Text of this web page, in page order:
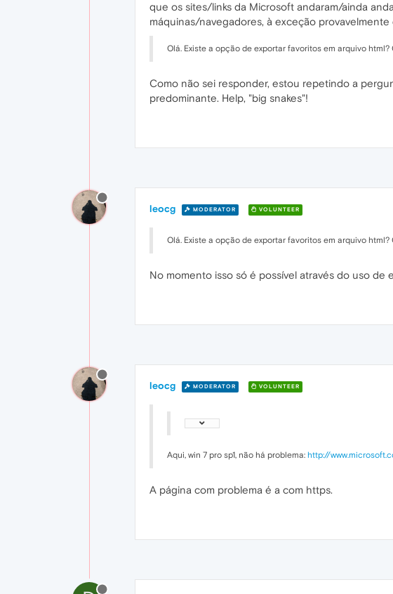
que os sites/links da Microsoft andaram/ainda
máquinas/navegadores, à exceção provavelmente
Olá. Existe a opção de exportar favoritos em arquivo
Como não sei responder, estou repetindo a
predominante. Help, "big snakes"!
leocg MODERATOR VOLUNTEER
Olá. Existe a opção de exportar favoritos em arquivo
No momento isso só é possível através do uso de
leocg MODERATOR VOLUNTEER
Aqui, win 7 pro sp1, não há problema: http://
A página com problema é a com https.